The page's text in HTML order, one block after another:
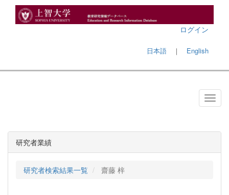
ログイン
日本語 ｜ English
研究者業績
研究者検索結果一覧 齋藤 梓